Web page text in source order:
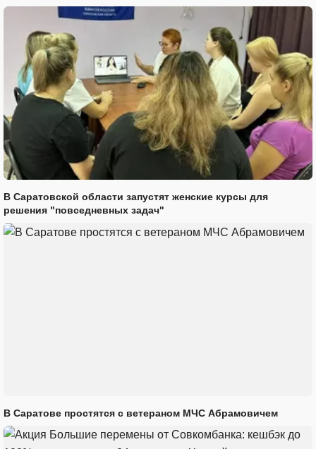
В Саратовской области запустят женские курсы для
решения "повседневных задач"
В Саратове простятся с ветераном МЧС Абрамовичем